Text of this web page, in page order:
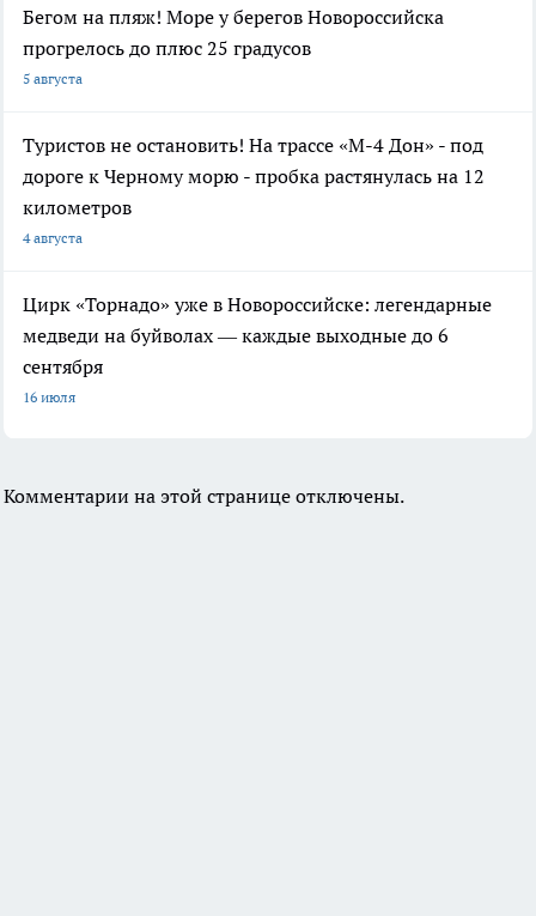
Бегом на пляж! Море у берегов Новороссийска
прогрелось до плюс 25 градусов
5 августа
Туристов не остановить! На трассе «М-4 Дон» - под
дороге к Черному морю - пробка растянулась на 12
километров
4 августа
Цирк «Торнадо» уже в Новороссийске: легендарные
медведи на буйволах — каждые выходные до 6
сентября
16 июля
Комментарии на этой странице отключены.